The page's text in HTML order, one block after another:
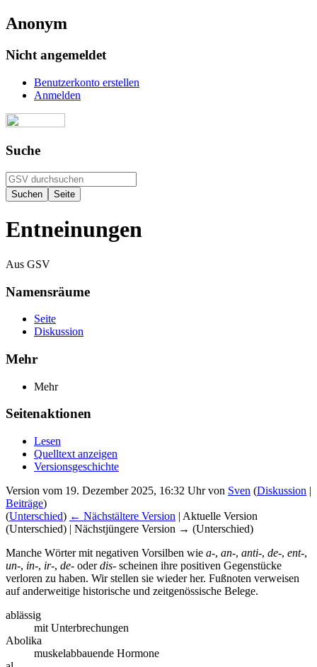
Anonym
Nicht angemeldet
Benutzerkonto erstellen
Anmelden
Suche
Entneinungen
Aus GSV
Namensräume
Seite
Diskussion
Mehr
Mehr
Seitenaktionen
Lesen
Quelltext anzeigen
Versionsgeschichte
Version vom 19. Dezember 2025, 16:32 Uhr von Sven (Diskussion |
Beiträge)
(Unterschied) ← Nächstältere Version | Aktuelle Version
(Unterschied) | Nächstjüngere Version → (Unterschied)
Manche Wörter mit negativen Vorsilben wie a-, an-, anti-, de-, ent-,
un-, in-, ir-, de- oderdis- scheinen ihre positiven Gegenstücke
verloren zu haben. Wir stellen sie wieder her. Fußnoten verweisen
auf anderweitige historische und zeitgenössische Belege.
ablässig
mit Unterbrechungen
Abolika
muskelabbauende Hormone